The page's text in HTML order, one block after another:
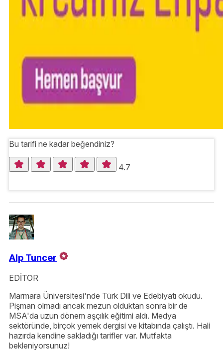
Bu tarifi ne kadar beğendiniz?
4.7
Alp Tuncer
EDİTOR
Marmara Üniversitesi'nde Türk Dili ve Edebiyatı okudu.
Pişman olmadı ancak mezun olduktan sonra bir de
MSA'da uzun dönem aşçılık eğitimi aldı. Medya
sektöründe, birçok yemek dergisi ve kitabında çalıştı. Hali
hazırda kendine sakladığı tarifler var. Mutfakta
bekleniyorsunuz!